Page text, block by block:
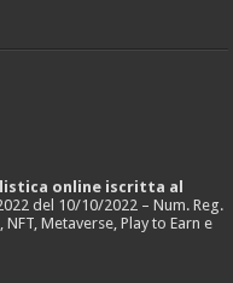
online iscritta al
del 10/10/2022 – Num. Reg.
Metaverse, Play to Earn e